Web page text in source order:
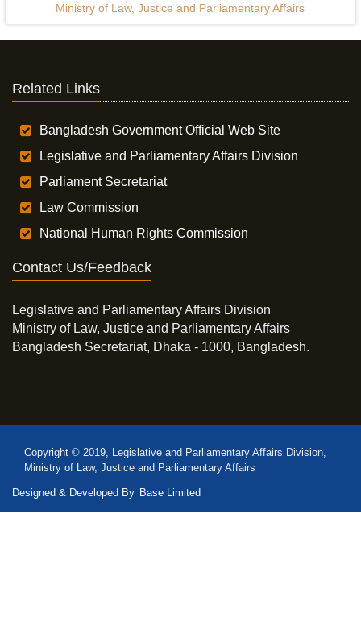
Ministry of Law, Justice and Parliamentary Affairs
Related Links
Bangladesh Government Official Web Site
Legislative and Parliamentary Affairs Division
Parliament Secretariat
Law Commission
National Human Rights Commission
Contact Us/Feedback
Legislative and Parliamentary Affairs Division
Ministry of Law, Justice and Parliamentary Affairs
Bangladesh Secretariat, Dhaka - 1000, Bangladesh.
Copyright © 2019, Legislative and Parliamentary Affairs Division,
Ministry of Law, Justice and Parliamentary Affairs
Designed & Developed By Base Limited